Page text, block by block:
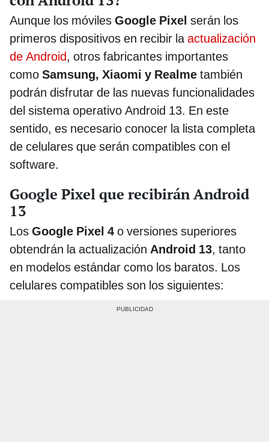
Aunque los móviles Google Pixel serán los
primeros dispositivos en recibir laactualización
de Android, otros fabricantes importantes
como Samsung, Xiaomi y Realme también
podrán disfrutar de las nuevas funcionalidades
del sistema operativo Android 13. En este
sentido, es necesario conocer la lista completa
de celulares que serán compatibles con el
software.
Google Pixel que recibirán Android
13
Los Google Pixel 4 o versiones superiores
obtendrán la actualización Android 13, tanto
en modelos estándar como los baratos. Los
celulares compatibles son los siguientes: